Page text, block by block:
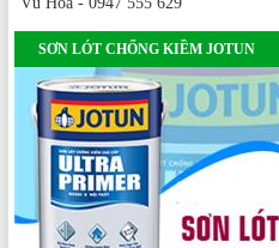
SƠN LÓT CHỐNG KIỀM JOTUN